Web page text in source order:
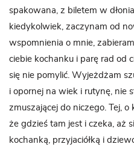
spakowana, z biletem w
kiedykolwiek, zaczynam od
wspomnienia o mnie,
ciebie kochanku i parę rad od
się nie pomylić. Wyjeżdżam
i opornej na wiek i rutynę, nie
zmuszającej do niczego. Tej,
że gdzieś tam jest i czeka, aż
kochanką, przyjaciółką i